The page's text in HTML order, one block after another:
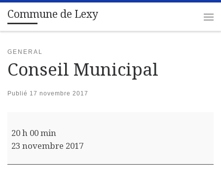
Passer au contenu
Commune de Lexy
GENERAL
Conseil Municipal
Publié 17 novembre 2017
20 h 00 min
23 novembre 2017